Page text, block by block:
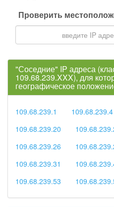
Проверить
"Соседние" IP адреса
109.68.239.XXX), для
географическое
109.68.239.1 109.68.239.4
109.68.239.20
109.68.239.26
109.68.239.31
109.68.239.53